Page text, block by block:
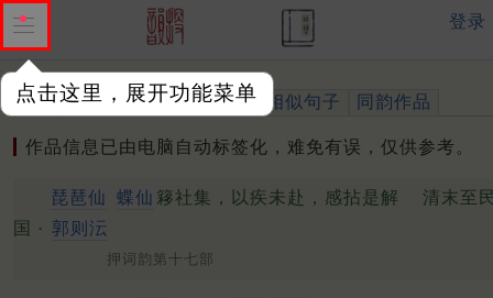
点击这里，展开功能菜单
登录
作品 标注四声 出处、引用 相似句子 同韵作品
作品信息已由电脑自动标签化，难免有误，仅供参考。
琵琶仙 蝶仙 簃社集，以疾未赴，感拈是解
清末至
国 · 郭则沄
押词韵第十七部